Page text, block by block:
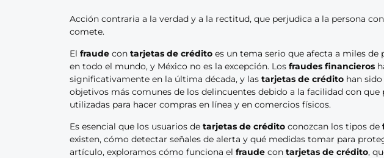
Acción contraria a la verdad y a la rectitud, que perjudica a la persona
comete.
El fraude con tarjetas de crédito es un tema serio que afecta a miles de
en todo el mundo, y México no es la excepción. Los fraudes financieros
significativamente en la última década, y las tarjetas de crédito han
objetivos más comunes de los delincuentes debido a la facilidad con que
utilizadas para hacer compras en línea y en comercios físicos.
Es esencial que los usuarios de tarjetas de crédito conozcan los tipos de
existen, cómo detectar señales de alerta y qué medidas tomar para
artículo, exploramos cómo funciona el fraude con tarjetas de crédito,